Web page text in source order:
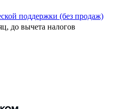
поддержки (без продаж)
до вычета налогов